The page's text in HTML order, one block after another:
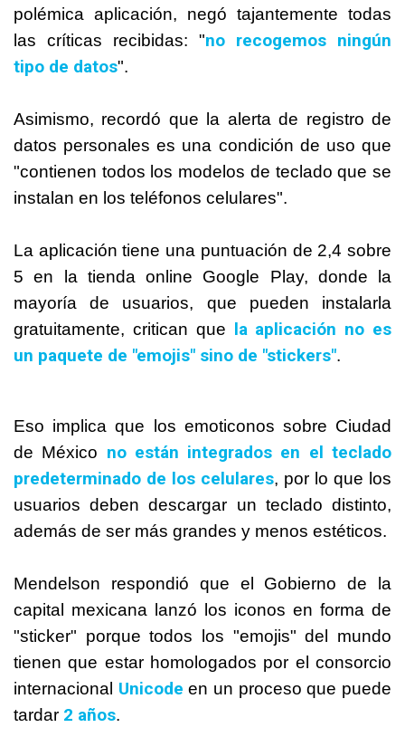
polémica aplicación, negó tajantemente todas
las críticas recibidas: "no recogemos ningún
tipo de datos".
Asimismo, recordó que la alerta de registro de
datos personales es una condición de uso que
"contienen todos los modelos de teclado que se
instalan en los teléfonos celulares".
La aplicación tiene una puntuación de 2,4 sobre
5 en la tienda online Google Play, donde la
mayoría de usuarios, que pueden instalarla
gratuitamente, critican que la aplicación no es
un paquete de "emojis" sino de "stickers".
Eso implica que los emoticonos sobre Ciudad
de México no están integrados en el teclado
predeterminado de los celulares, por lo que los
usuarios deben descargar un teclado distinto,
además de ser más grandes y menos estéticos.
Mendelson respondió que el Gobierno de la
capital mexicana lanzó los iconos en forma de
"sticker" porque todos los "emojis" del mundo
tienen que estar homologados por el consorcio
internacional Unicode en un proceso que puede
tardar 2 años.